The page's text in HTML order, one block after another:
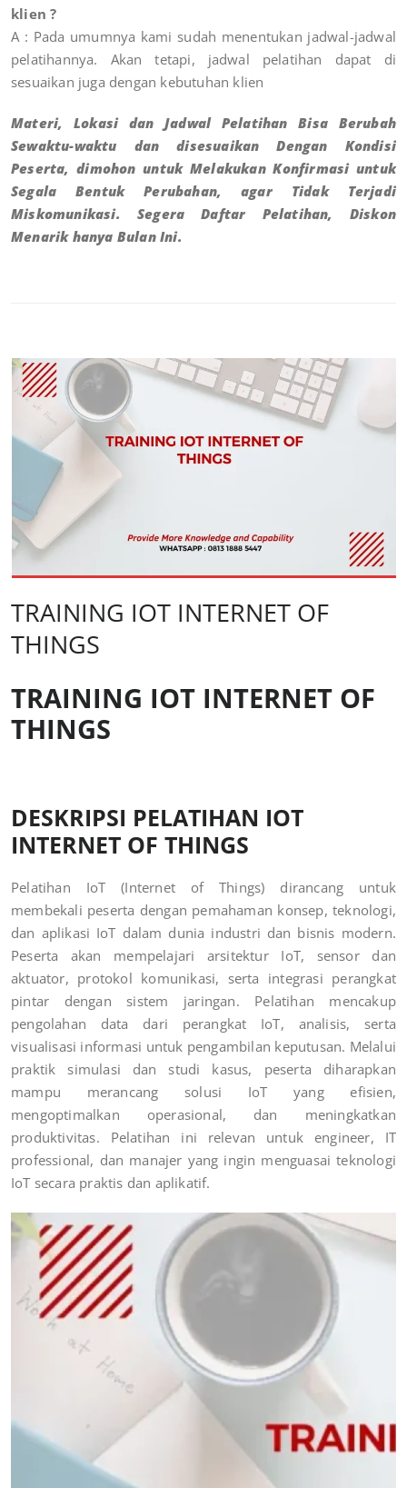
klien ?
A : Pada umumnya kami sudah menentukan jadwal-jadwal
pelatihannya. Akan tetapi, jadwal pelatihan dapat di
sesuaikan juga dengan kebutuhan klien
Materi, Lokasi dan Jadwal Pelatihan Bisa Berubah
Sewaktu-waktu dan disesuaikan Dengan Kondisi
Peserta, dimohon untuk Melakukan Konfirmasi untuk
Segala Bentuk Perubahan, agar Tidak Terjadi
Miskomunikasi. Segera Daftar Pelatihan, Diskon
Menarik hanya Bulan Ini.
TRAINING IOT INTERNET OF
THINGS
TRAINING IOT INTERNET OF
THINGS
DESKRIPSI PELATIHAN IOT
INTERNET OF THINGS
Pelatihan IoT (Internet of Things) dirancang untuk
membekali peserta dengan pemahaman konsep, teknologi,
dan aplikasi IoT dalam dunia industri dan bisnis modern.
Peserta akan mempelajari arsitektur IoT, sensor dan
aktuator, protokol komunikasi, serta integrasi perangkat
pintar dengan sistem jaringan. Pelatihan mencakup
pengolahan data dari perangkat IoT, analisis, serta
visualisasi informasi untuk pengambilan keputusan. Melalui
praktik simulasi dan studi kasus, peserta diharapkan
mampu merancang solusi IoT yang efisien,
mengoptimalkan operasional, dan meningkatkan
produktivitas. Pelatihan ini relevan untuk engineer, IT
professional, dan manajer yang ingin menguasai teknologi
IoT secara praktis dan aplikatif.